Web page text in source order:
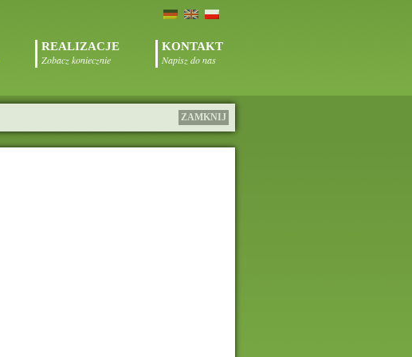
REALIZACJE
Zobacz koniecznie
KONTAKT
Napisz do nas
ZAMKNIJ